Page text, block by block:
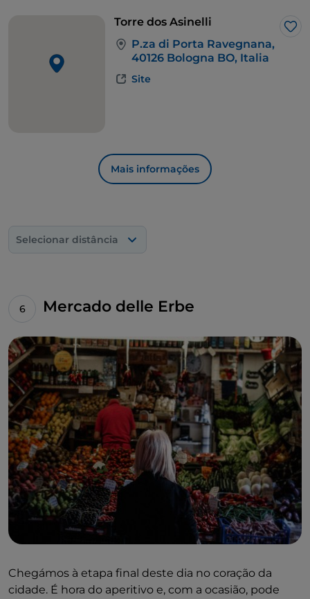
Torre dos Asinelli
P.za di Porta Ravegnana,
40126 Bologna BO, Italia
Site
Mais informações
Selecionar distância
Mercado delle Erbe
Chegámos à etapa final deste dia no coração da
cidade. É hora do aperitivo e, com a ocasião, pode